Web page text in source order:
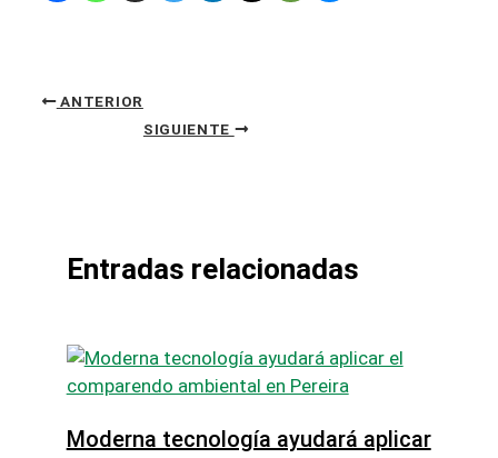
ANTERIOR
SIGUIENTE
Entradas relacionadas
Moderna tecnología ayudará aplicar